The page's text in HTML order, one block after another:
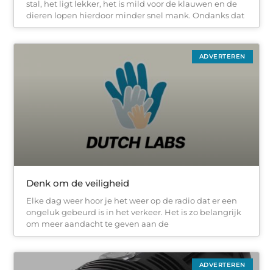
stal, het ligt lekker, het is mild voor de klauwen en de
dieren lopen hierdoor minder snel mank. Ondanks dat
ADVERTEREN
Denk om de veiligheid
Elke dag weer hoor je het weer op de radio dat er een
ongeluk gebeurd is in het verkeer. Het is zo belangrijk
om meer aandacht te geven aan de
ADVERTEREN